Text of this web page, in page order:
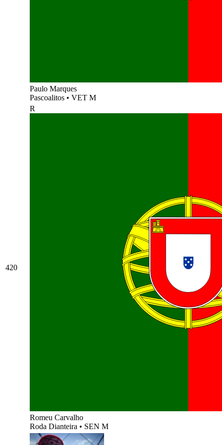
Paulo Marques
Pascoalitos • VET M
420
R
Romeu Carvalho
Roda Dianteira • SEN M